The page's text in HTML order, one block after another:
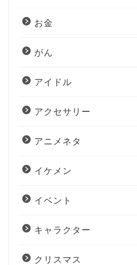
お金
がん
アイドル
アクセサリー
アニメネタ
イケメン
イベント
キャラクター
クリスマス